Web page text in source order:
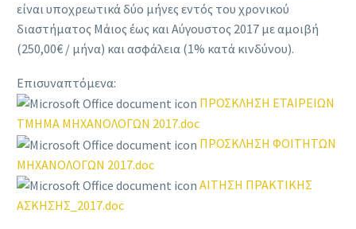
είναι υποχρεωτικά δύο μήνες εντός του χρονικού
διαστήματος Μάιος έως και Αύγουστος 2017 με αμοιβή
(250,00€ / μήνα) και ασφάλεια (1% κατά κινδύνου).
Επισυναπτόμενα:
ΠΡΟΣΚΛΗΣΗ ΕΤΑΙΡΕΙΩΝ
ΤΜΗΜΑ ΜΗΧΑΝΟΛΟΓΩΝ 2017.doc
ΠΡΟΣΚΛΗΣΗ ΦΟΙΤΗΤΩΝ
ΜΗΧΑΝΟΛΟΓΩΝ 2017.doc
ΑΙΤΗΣΗ ΠΡΑΚΤΙΚΗΣ
ΑΣΚΗΣΗΣ_2017.doc